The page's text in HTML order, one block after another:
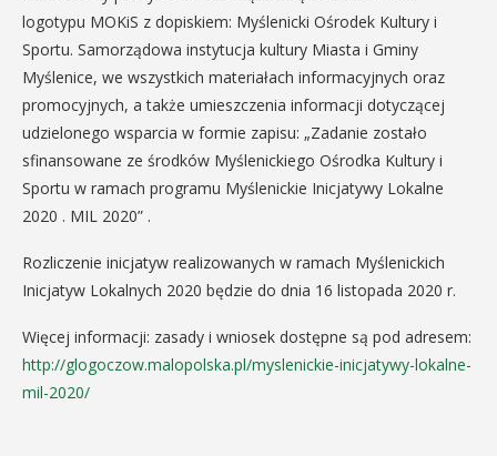
logotypu MOKiS z dopiskiem: Myślenicki Ośrodek Kultury i
Sportu. Samorządowa instytucja kultury Miasta i Gminy
Myślenice, we wszystkich materiałach informacyjnych oraz
promocyjnych, a także umieszczenia informacji dotyczącej
udzielonego wsparcia w formie zapisu: „Zadanie zostało
sfinansowane ze środków Myślenickiego Ośrodka Kultury i
Sportu w ramach programu Myślenickie Inicjatywy Lokalne
2020 . MIL 2020” .
Rozliczenie inicjatyw realizowanych w ramach Myślenickich
Inicjatyw Lokalnych 2020 będzie do dnia 16 listopada 2020 r.
Więcej informacji: zasady i wniosek dostępne są pod adresem:
http://glogoczow.malopolska.pl/myslenickie-inicjatywy-lokalne-
mil-2020/